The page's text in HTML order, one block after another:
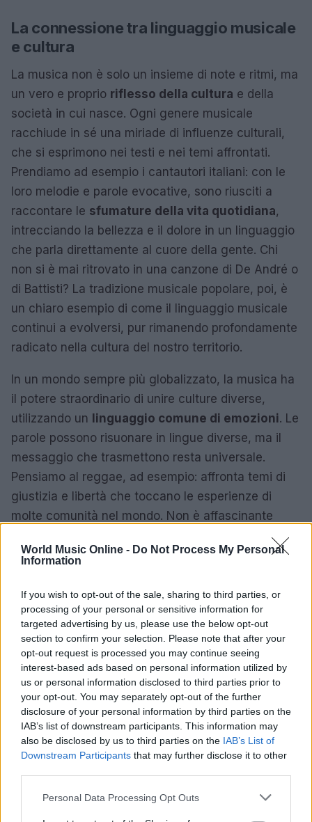
World Music Online - Do Not Process My Personal
Information
If you wish to opt-out of the sale, sharing to third parties, or
processing of your personal or sensitive information for
targeted advertising by us, please use the below opt-out
section to confirm your selection. Please note that after your
opt-out request is processed you may continue seeing
interest-based ads based on personal information utilized by
us or personal information disclosed to third parties prior to
your opt-out. You may separately opt-out of the further
disclosure of your personal information by third parties on the
IAB’s list of downstream participants. This information may
also be disclosed by us to third parties on the IAB’s List of
Downstream Participants that may further disclose it to other
Please note that this website/app uses one or more Google
Personal Data Processing Opt Outs
La connessione tra linguaggio musicale
e cultura
La musica non è solo un insieme di note e ritmi, ma
un vero e proprio riflesso della cultura e della
società in cui nasce. Ogni genere musicale
racchiude in sé una miriade di influenze culturali,
che si esprimono nei testi e nei temi affrontati.
Prendiamo ad esempio i cantautori italiani: con le
loro melodie e parole evocative, sono riusciti a
raccontare le sfumature della vita quotidiana,
intrecciando la bellezza e il dolore in un linguaggio
che parla direttamente al cuore della gente. Chi
non si è mai ritrovato in una canzone di De André o
di Battisti? La tradizione musicale popolare, poi, è
un chiaro esempio di come il linguaggio musicale
continui a evolversi, pur rimanendo profondamente
radicato nella cultura del nostro territorio.
In un mondo sempre più globalizzato, la musica ha
il potere straordinario di unire culture diverse,
utilizzando un linguaggio comune di emozioni. Le
parole possono risuonare in lingue diverse, ma il
messaggio che trasmettono resta universale.
Pensiamo al reggae, ad esempio: affronta temi di
giustizia e libertà che toccano le esperienze di
molte comunità nel mondo. Non è affascinante
come, attraverso il linguaggio musicale, possiamo
trovare un terreno comune, condividendo
indipendentemente dalle nostre origini? La musica
ha la capacità di creare legami, di farci sentire
parte di qualcosa di più grande, un invito a
esplorare le storie e le emozioni che ci
accomunano. E tu, quale canzone ti fa sentire più
vicino agli altri?